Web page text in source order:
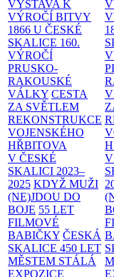
VÝSTAVA K
VÝROČÍ BITVY
1866 U ČESKÉ
SKALICE 160.
VÝROČÍ
PRUSKO-
RAKOUSKÉ
VÁLKY CESTA
ZA SVĚTLEM
REKONSTRUKCE
VOJENSKÉHO
HŘBITOVA
V ČESKÉ
SKALICI 2023–
2025 KDYŽ MUŽI
(NE)JDOU DO
BOJE 55 LET
FILMOVÉ
BABIČKY ČESKÁ
SKALICE 450 LET
MĚSTEM STÁLÁ
EXPOZICE
V